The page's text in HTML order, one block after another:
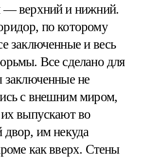
— верхний и нижний.
по которому
заключенные и весь
Все сделано для
заключенные не
с внешним миром,
выпускают во
двор, им некуда
как вверх. Стены